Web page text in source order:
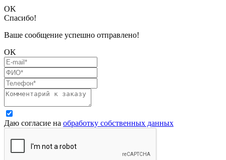
OK
Спасибо!
Ваше сообщение успешно отправлено!
OK
Даю согласие на обработку собственных данных